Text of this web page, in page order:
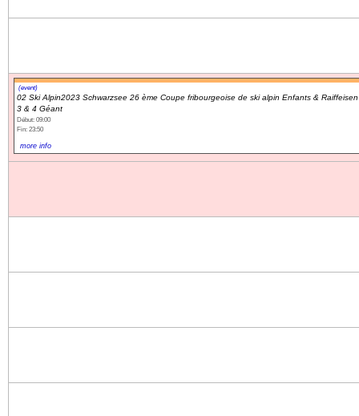
(event)
02 Ski Alpin2023 Schwarzsee 26 ème Coupe fribourgeoise de ski alpin Enfants & Raiffeisen
3 & 4 Géant
Début: 09:00
Fin: 23:50
more info